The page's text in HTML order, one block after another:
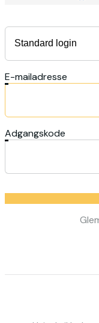
E-mailadresse
Adgangskode